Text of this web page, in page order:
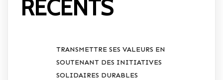
RÉCENTS
TRANSMETTRE SES VALEURS EN
SOUTENANT DES INITIATIVES
SOLIDAIRES DURABLES